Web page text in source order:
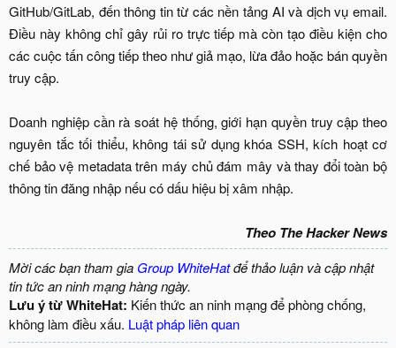
GitHub/GitLab, đến thông tin từ các nền tảng AI và dịch vụ email.
Điều này không chỉ gây rủi ro trực tiếp mà còn tạo điều kiện cho
các cuộc tấn công tiếp theo như giả mạo, lừa đảo hoặc bán quyền
truy cập.
Doanh nghiệp cần rà soát hệ thống, giới hạn quyền truy cập theo
nguyên tắc tối thiểu, không tái sử dụng khóa SSH, kích hoạt cơ
chế bảo vệ metadata trên máy chủ đám mây và thay đổi toàn bộ
thông tin đăng nhập nếu có dấu hiệu bị xâm nhập.
Theo The Hacker News
Mời các bạn tham gia Group WhiteHatđể thảo luận và cập nhật
tin tức an ninh mạng hàng ngày.
Lưu ý từ WhiteHat: Kiến thức an ninh mạng để phòng chống,
không làm điều xấu. Luật pháp liên quan